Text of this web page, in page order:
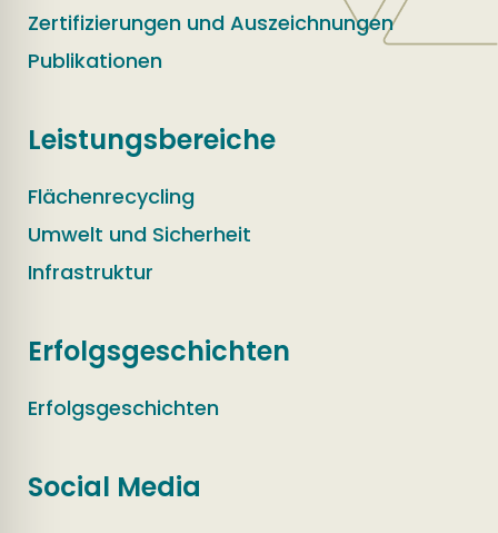
Zertifizierungen und Auszeichnungen
Publikationen
Leistungsbereiche
Flächenrecycling
Umwelt und Sicherheit
Infrastruktur
Erfolgsgeschichten
Erfolgsgeschichten
Social Media